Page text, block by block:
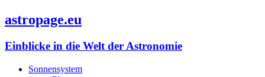
astropage.eu
Einblicke in die Welt der Astronomie
Sonnensystem